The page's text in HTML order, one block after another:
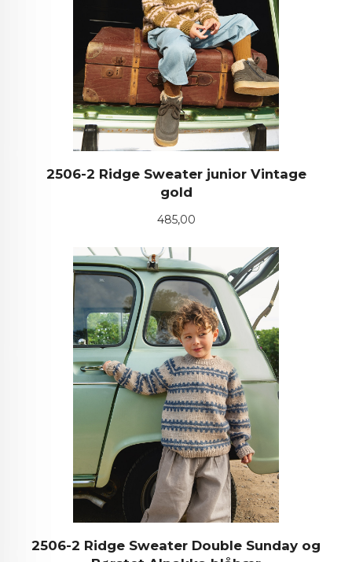
2506-2 Ridge Sweater junior Vintage
gold
Pris
485,00
2506-2 Ridge Sweater Double Sunday og